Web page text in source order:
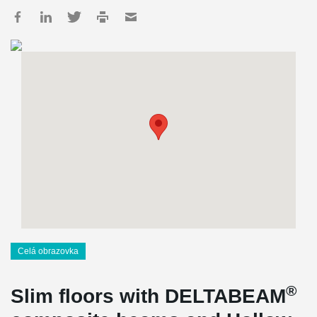
Celá obrazovka
Slim floors with DELTABEAM®